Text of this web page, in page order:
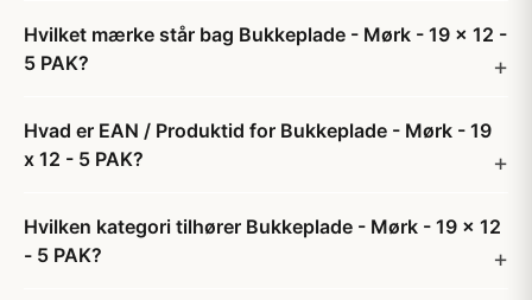
Hvilket mærke står bag Bukkeplade - Mørk - 19 x 12 -
5 PAK?
Hvad er EAN / Produktid for Bukkeplade - Mørk - 19
x 12 - 5 PAK?
Hvilken kategori tilhører Bukkeplade - Mørk - 19 x 12
- 5 PAK?